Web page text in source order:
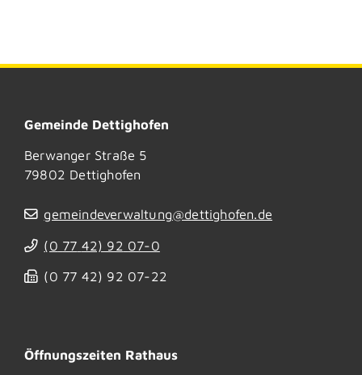
Gemeinde Dettighofen
Berwanger Straße 5
79802 Dettighofen
gemeindeverwaltung@dettighofen.de
(0 77 42) 92 07-0
(0 77 42) 92 07-22
Öffnungszeiten Rathaus